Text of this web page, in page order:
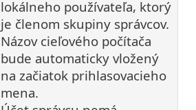
lokálneho používateľa, ktorý
je členom skupiny správcov.
Názov cieľového počítača
bude automaticky vložený
na začiatok prihlasovacieho
mena.